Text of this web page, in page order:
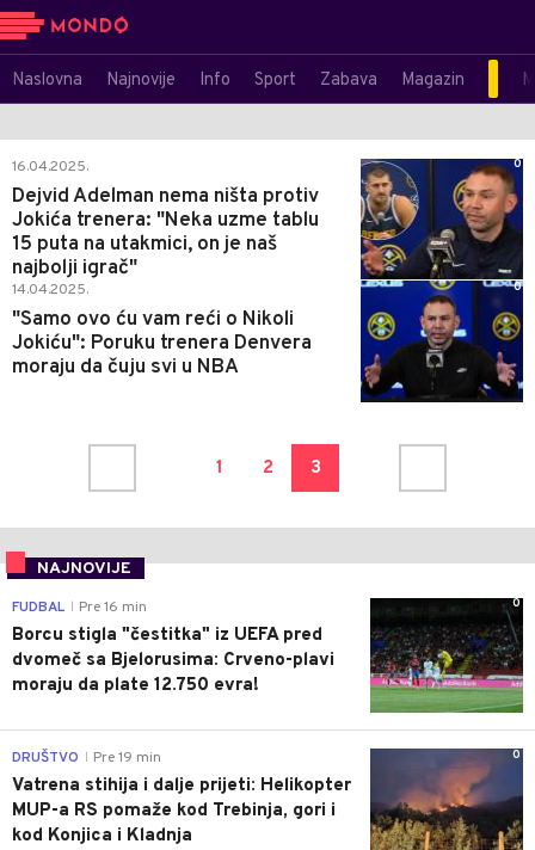
Naslovna Najnovije Info Sport Zabava Magazin
16.04.2025.
Dejvid Adelman nema ništa protiv
Jokića trenera: "Neka uzme tablu
15 puta na utakmici, on je naš
najbolji igrač"
0
14.04.2025.
"Samo ovo ću vam reći o Nikoli
Jokiću": Poruku trenera Denvera
moraju da čuju svi u NBA
0
1 2 3
NAJNOVIJE
0
FUDBAL Pre 16 min
Borcu stigla "čestitka" iz UEFA pred
dvomeč sa Bjelorusima: Crveno-plavi
moraju da plate 12.750 evra!
0
DRUŠTVO Pre 19 min
Vatrena stihija i dalje prijeti: Helikopter
MUP-a RS pomaže kod Trebinja, gori i
kod Konjica i Kladnja